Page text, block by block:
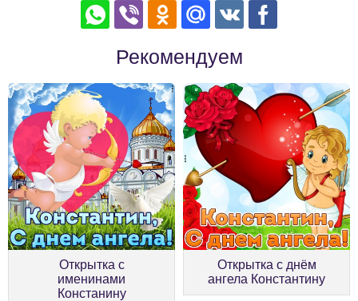
Рекомендуем
Открытка с
именинами
Констанину
Открытка с днём
ангела Константину